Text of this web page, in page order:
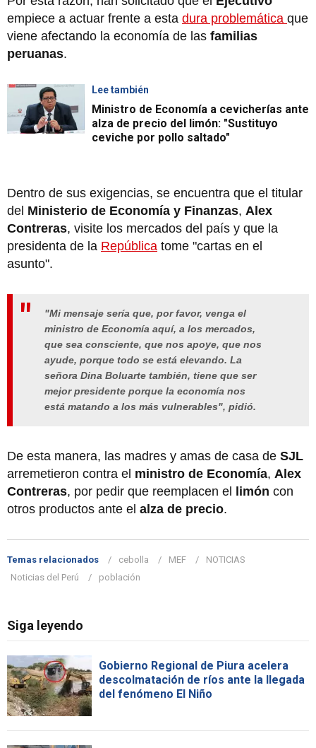
empiece a actuar frente a esta dura problemática que
viene afectando la economía de las familias
peruanas.
Lee también
Ministro de Economía a cevicherías ante
alza de precio del limón: "Sustituyo
ceviche por pollo saltado"
Dentro de sus exigencias, se encuentra que el titular
del Ministerio de Economía y Finanzas, Alex
Contreras, visite los mercados del país y que la
presidenta de la República tome "cartas en el
asunto".
"Mi mensaje sería que, por favor, venga el
ministro de Economía aquí, a los mercados,
que sea consciente, que nos apoye, que nos
ayude, porque todo se está elevando. La
señora Dina Boluarte también, tiene que ser
mejor presidente porque la economía nos
está matando a los más vulnerables", pidió.
De esta manera, las madres y amas de casa de SJL
arremetieron contra el ministro de Economía, Alex
Contreras, por pedir que reemplacen el limón con
otros productos ante el alza de precio.
Temas relacionados cebolla MEF
NOTICIAS
Noticias del Perú
población
Siga leyendo
Gobierno Regional de Piura acelera
descolmatación de ríos ante la llegada
del fenómeno El Niño